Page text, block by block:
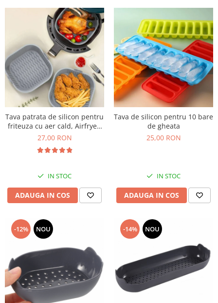
Tava patrata de silicon pentru
friteuza cu aer cald, Airfryer,
20cm. Rezistenta la
27,00 RON
IN STOC
ADAUGA IN COS
Tava de silicon pentru 10 bare
de gheata
25,00 RON
IN STOC
ADAUGA IN COS
-12% NOU -14% NOU